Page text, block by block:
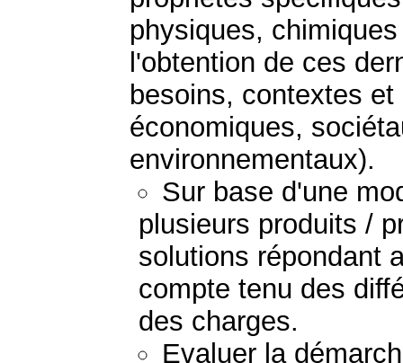
physiques,
l'obtention de ces
besoins, contextes
économiques,
environnementaux).
Sur base d'une
plusieurs produits /
solutions répondant
compte tenu des
des charges.
Evaluer la